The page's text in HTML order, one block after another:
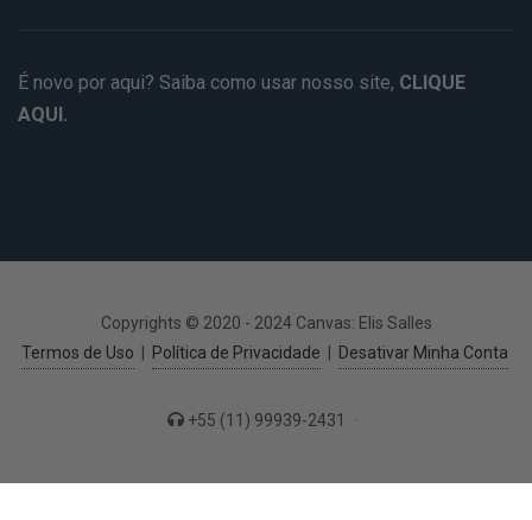
É novo por aqui? Saiba como usar nosso site, CLIQUE
AQUI.
Copyrights © 2020 - 2024 Canvas: Elis Salles
Termos de Uso
Política de Privacidade Desativar Minha Conta
+55 (11) 99939-2431 ·